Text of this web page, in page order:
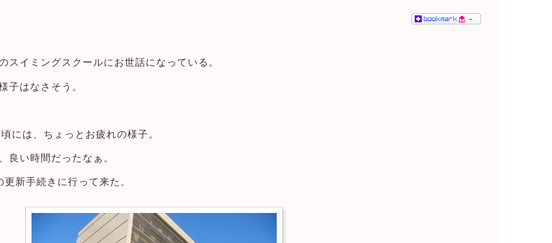
-
スイミングスクールにお世話になっている。
子はなさそう。
には、ちょっとお疲れの様子。
良い時間だったなぁ。
新手続きに行って来た。